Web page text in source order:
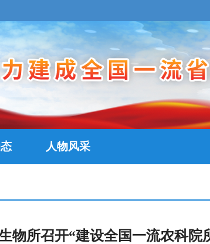
人物风采
物所召开“建设全国一流农科院